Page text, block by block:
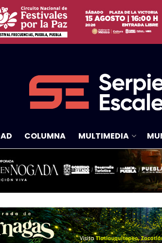
COLUMNA MULTIMEDIA